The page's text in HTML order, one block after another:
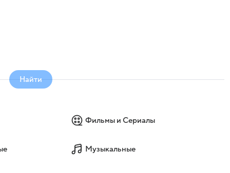
Найти
Фильмы и Сериалы
Музыкальные